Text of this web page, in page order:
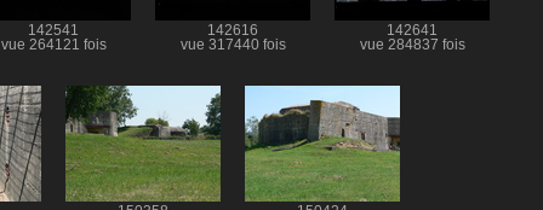
142541
vue 264121 fois
142616
vue 317440 fois
142641
vue 284837 fois